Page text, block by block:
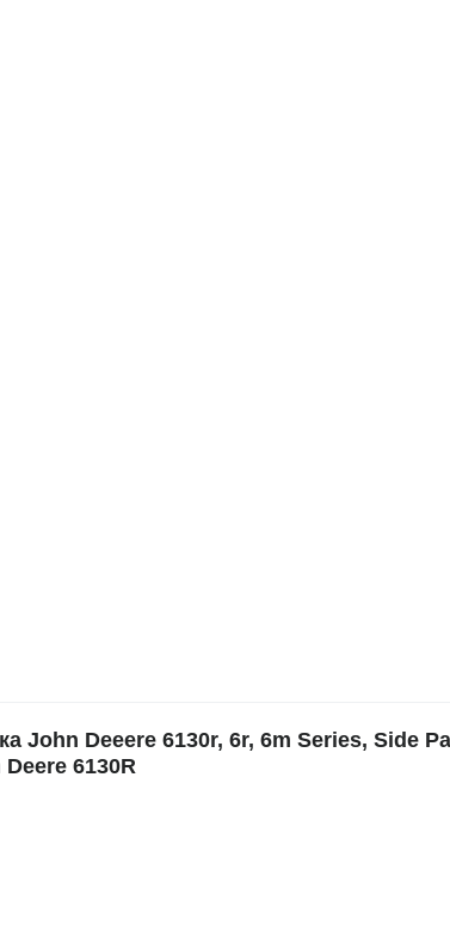
Deeere 6130r, 6r, 6m Series, Side
6130R